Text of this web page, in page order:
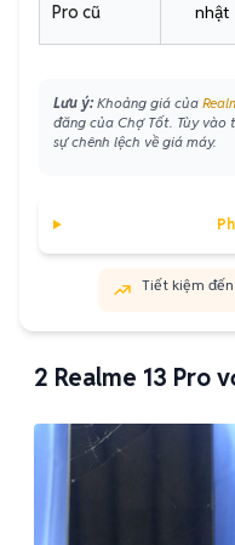
Pro cũ
nhật
Lưu ý: Khoảng giá của
đăng của Chợ Tốt. Tùy vào
sự chênh lệch về giá máy.
Tiết kiệm đến
2 Realme 13 Pro